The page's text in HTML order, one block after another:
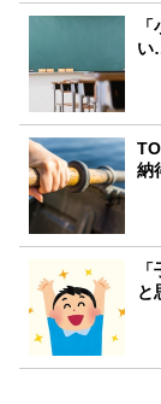
い
納
と